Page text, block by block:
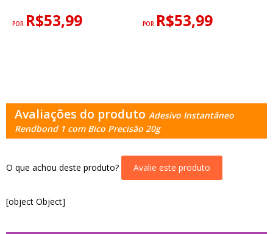
POR R$53,99 POR R$53,99
Avaliações do produto Adesivo Instantâneo
Rendbond 1 com Bico Precisão 20g
O que achou deste produto? Avalie este produto
[object Object]